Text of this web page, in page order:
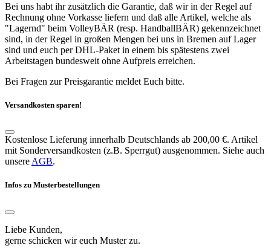
Bei uns habt ihr zusätzlich die Garantie, daß wir in der Regel auf
Rechnung ohne Vorkasse liefern und daß alle Artikel, welche als
"Lagernd" beim VolleyBÄR (resp. HandballBÄR) gekennzeichnet
sind, in der Regel in großen Mengen bei uns in Bremen auf Lager
sind und euch per DHL-Paket in einem bis spätestens zwei
Arbeitstagen bundesweit ohne Aufpreis erreichen.
Bei Fragen zur Preisgarantie meldet Euch bitte.
Versandkosten sparen!
Kostenlose Lieferung innerhalb Deutschlands ab 200,00 €. Artikel
mit Sonderversandkosten (z.B. Sperrgut) ausgenommen. Siehe auch
unsere AGB.
Infos zu Musterbestellungen
Liebe Kunden,
gerne schicken wir euch Muster zu.